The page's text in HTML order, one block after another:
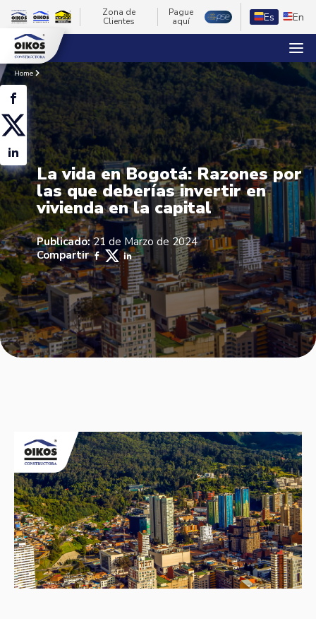
Zona de
Clientes
Pague
aquí
Es En
Home
La vida en Bogotá: Razones por
las que deberías invertir en
vivienda en la capital
Publicado:21 de Marzo de 2024
Compartir